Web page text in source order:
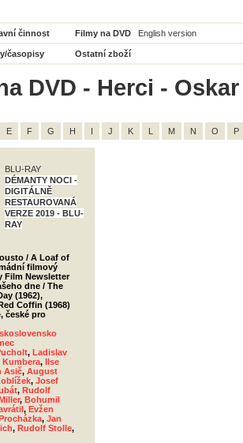
činnost Filmy na DVD English version
časopisy Ostatní zboží
DVD - Herci -
E F G H I J K L M N O P
BLU-RAY
DÉMANTY NOCI -
DIGITÁLNĚ
RESTAUROVANÁ
VERZE 2019 - BLU-
RAY
/ A Loaf of
filmový
Film Newsletter
dne / The
(1962),
Coffin (1968)
české pro
, Ladislav
, Ilse
Asič, August
, Josef
, Rudolf
, Bohumil
, Evžen
, Jan
, Rudolf Stolle,